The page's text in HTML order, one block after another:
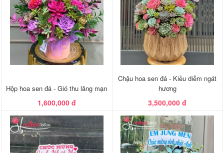
Hộp hoa sen đá - Gió thu lãng mạn
1,600,000 đ
Chậu hoa sen đá - Kiều diễm ngát
hương
3,500,000 đ